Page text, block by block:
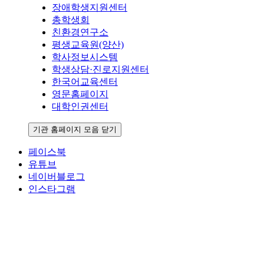
장애학생지원센터
총학생회
친환경연구소
평생교육원(양산)
학사정보시스템
학생상담·진로지원센터
한국어교육센터
영문홈페이지
대학인권센터
기관 홈페이지 모음 닫기
페이스북
유튜브
네이버블로그
인스타그램